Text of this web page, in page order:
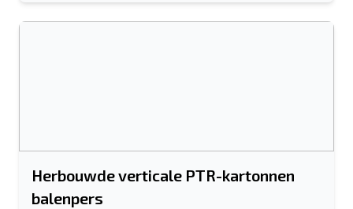
Herbouwde verticale PTR-kartonnen
balenpers